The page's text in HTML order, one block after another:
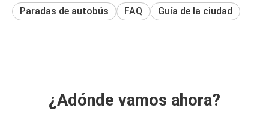
Paradas de autobús FAQ Guía de la ciudad
¿Adónde vamos ahora?